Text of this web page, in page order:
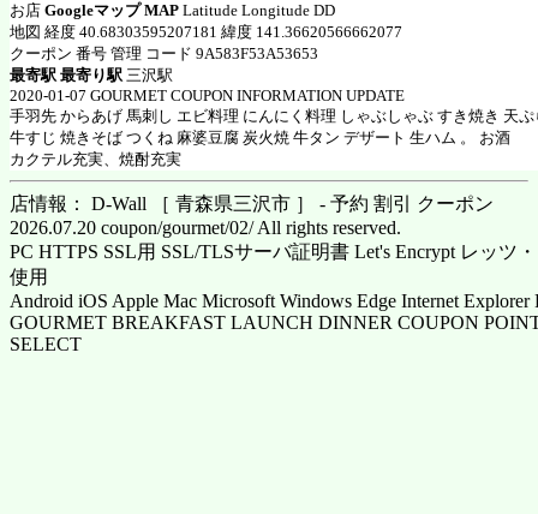
お店 Googleマップ MAP Latitude Longitude DD
地図 経度 40.68303595207181 緯度 141.36620566662077
クーポン 番号 管理 コード 9A583F53A53653
最寄駅 最寄り駅 三沢駅
2020-01-07 GOURMET COUPON INFORMATION UPDATE
手羽先 からあげ 馬刺し エビ料理 にんにく料理 しゃぶしゃぶ すき焼き 天ぷ
牛すじ 焼きそば つくね 麻婆豆腐 炭火焼 牛タン デザート 生ハム 。 お酒
カクテル充実、焼酎充実
店情報： D-Wall ［ 青森県三沢市 ］ - 予約 割引 クーポン
2026.07.20 coupon/gourmet/02/ All rights reserved.
PC HTTPS SSL用 SSL/TLSサーバ証明書 Let's Encrypt レッツ
使用
Android iOS Apple Mac Microsoft Windows Edge Internet Explorer
GOURMET BREAKFAST LAUNCH DINNER COUPON
SELECT